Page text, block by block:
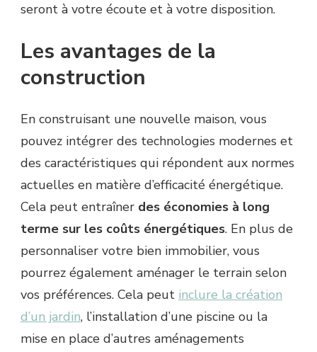
seront à votre écoute et à votre disposition.
Les avantages de la
construction
En construisant une nouvelle maison, vous
pouvez intégrer des technologies modernes et
des caractéristiques qui répondent aux normes
actuelles en matière d’efficacité énergétique.
Cela peut entraîner des économies à long
terme sur les coûts énergétiques. En plus de
personnaliser votre bien immobilier, vous
pourrez également aménager le terrain selon
vos préférences. Cela peut inclure la création
d’un jardin, l’installation d’une piscine ou la
mise en place d’autres aménagements